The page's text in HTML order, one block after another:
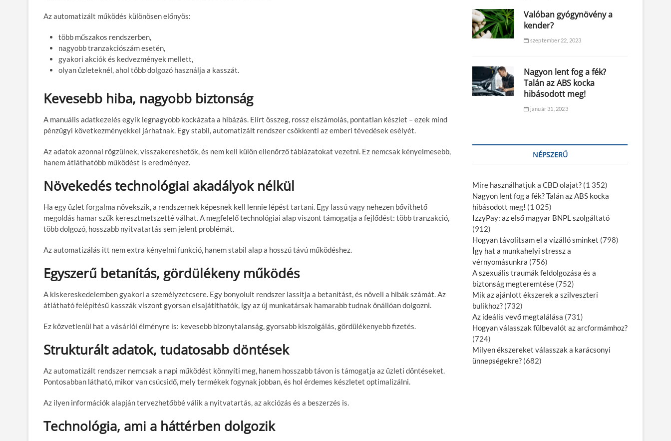
Az automatizált működés különösen előnyös:
több műszakos rendszerben,
nagyobb tranzakciószám esetén,
gyakori akciók és kedvezmények mellett,
olyan üzleteknél, ahol több dolgozó használja a kasszát.
Kevesebb hiba, nagyobb biztonság
A manuális adatkezelés egyik legnagyobb kockázata a hibázás. Elírt összeg, rossz elszámolás, pontatlan készlet – ezek mind
pénzügyi következményekkel járhatnak. Egy stabil, automatizált rendszer csökkenti az emberi tévedések esélyét.
Az adatok azonnal rögzülnek, visszakereshetők, és nem kell külön ellenőrző táblázatokat vezetni. Ez nemcsak kényelmesebb,
hanem átláthatóbb működést is eredményez.
Növekedés technológiai akadályok nélkül
Ha egy üzlet forgalma növekszik, a rendszernek képesnek kell lennie lépést tartani. Egy lassú vagy nehezen bővíthető
megoldás hamar szűk keresztmetszetté válhat. A megfelelő technológiai alap viszont támogatja a fejlődést: több tranzakció,
több dolgozó, hosszabb nyitvatartás sem jelent problémát.
Az automatizálás itt nem extra kényelmi funkció, hanem stabil alap a hosszú távú működéshez.
Egyszerű betanítás, gördülékeny működés
A kiskereskedelemben gyakori a személyzetcsere. Egy bonyolult rendszer lassítja a betanítást, és növeli a hibák számát. Az
átlátható felépítésű kasszák viszont gyorsan elsajátíthatók, így az új munkatársak hamarabb tudnak önállóan dolgozni.
Ez közvetlenül hat a vásárlói élményre is: kevesebb bizonytalanság, gyorsabb kiszolgálás, gördülékenyebb fizetés.
Strukturált adatok, tudatosabb döntések
Az automatizált rendszer nemcsak a napi működést könnyíti meg, hanem hosszabb távon is támogatja az üzleti döntéseket.
Pontosabban látható, mikor van csúcsidő, mely termékek fogynak jobban, és hol érdemes készletet optimalizálni.
Az ilyen információk alapján tervezhetőbbé válik a nyitvatartás, az akciózás és a beszerzés is.
Technológia, ami a háttérben dolgozik
Valóban gyógynövény a
kender?
szeptember 22, 2023
Nagyon lent fog a fék?
Talán az ABS kocka
hibásodott meg!
január 31, 2023
NÉPSZERŰ
Mire használhatjuk a CBD olajat? (1 352)
Nagyon lent fog a fék? Talán az ABS kocka
hibásodott meg! (1 025)
IzzyPay: az első magyar BNPL szolgáltató
(912)
Hogyan távolítsam el a vízálló sminket (798)
Így hat a munkahelyi stressz a
vérnyomásunkra (756)
A szexuális traumák feldolgozása és a
biztonság megteremtése (752)
Mik az ajánlott ékszerek a szilveszteri
bulikhoz? (732)
Az ideális vevő megtalálása (731)
Hogyan válasszak fülbevalót az arcformámhoz?
(724)
Milyen ékszereket válasszak a karácsonyi
ünnepségekre? (682)